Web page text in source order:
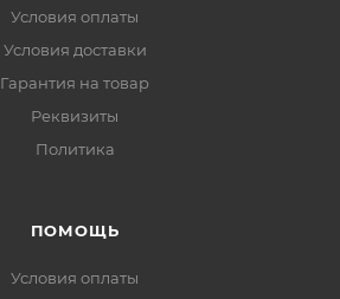
Условия оплаты
Условия доставки
Гарантия на товар
Реквизиты
Политика
ПОМОЩЬ
Условия оплаты